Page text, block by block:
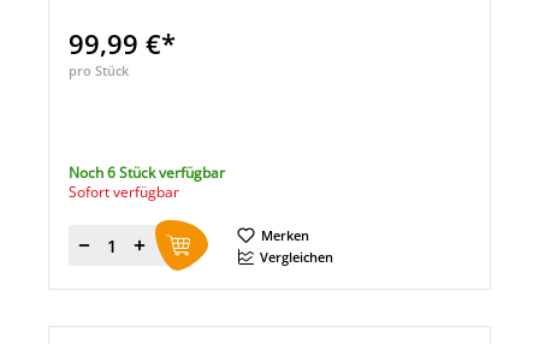
99,99 €*
pro Stück
Noch 6 Stück verfügbar
Sofort verfügbar
Menge
Merken
Vergleichen